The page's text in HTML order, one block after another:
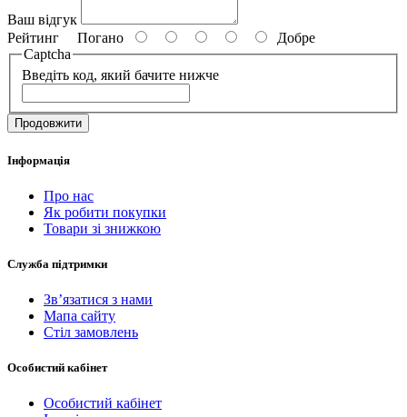
Ваш відгук
Рейтинг Погано
Добре
Captcha
Введіть код, який бачите нижче
Продовжити
Інформація
Про нас
Як робити покупки
Товари зі знижкою
Служба підтримки
Зв’язатися з нами
Мапа сайту
Стіл замовлень
Особистий кабінет
Особистий кабінет